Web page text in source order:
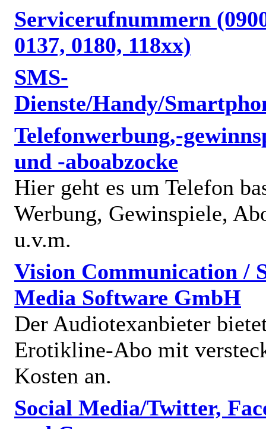
Servicerufnummern
0137, 0180, 118xx)
SMS-
Dienste/Handy/
Telefonwerbung,-
und -aboabzocke
Hier geht es um Telefon
Werbung, Gewinspiele,
u.v.m.
Vision Communication /
Media Software GmbH
Der Audiotexanbieter
Erotikline-Abo mit
Kosten an.
Social Media/Twitter,